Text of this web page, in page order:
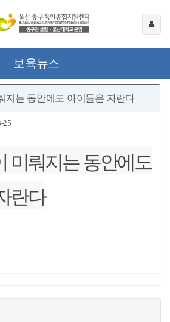
보육뉴스
지는 동안에도 아이들은 자란다
25
미뤄지는 동안에도
란다